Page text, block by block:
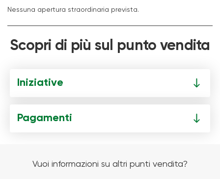
Nessuna apertura straordinaria prevista.
Scopri di più sul punto vendita
Iniziative
Pagamenti
Vuoi informazioni su altri punti vendita?